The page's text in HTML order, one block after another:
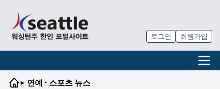
로그인 회원가입
▸ 연예 · 스포츠 뉴스